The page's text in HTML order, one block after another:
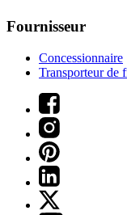
Fournisseur
Concessionnaire
Transporteur